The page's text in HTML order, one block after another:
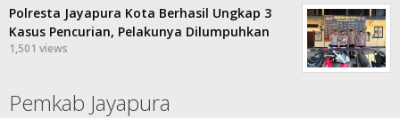
Polresta Jayapura Kota Berhasil Ungkap 3
Kasus Pencurian, Pelakunya Dilumpuhkan
1,501 views
Pemkab Jayapura